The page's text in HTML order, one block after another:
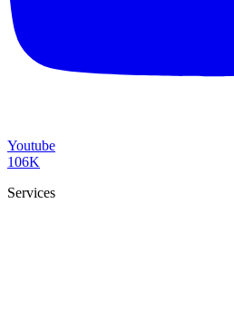
Youtube
106K
Services